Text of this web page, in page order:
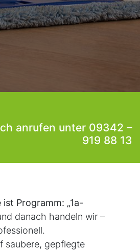
anrufen unter 09342 –
919 88 13
Programm: „1a-
danach handeln wir –
saubere, gepflegte